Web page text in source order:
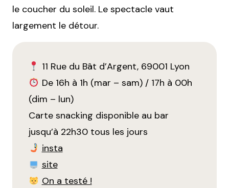
le coucher du soleil. Le spectacle vaut
largement le détour.
11 Rue du Bât d’Argent, 69001 Lyon
De 16h à 1h (mar – sam) / 17h à 00h
(dim – lun)
Carte snacking disponible au bar
jusqu’à 22h30 tous les jours
insta
site
On a testé !